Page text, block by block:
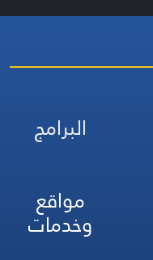
البرامج
مواقع
وخدمات